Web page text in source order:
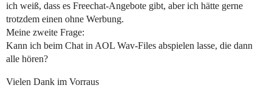
ich weiß, dass es Freechat-Angebote gibt, aber ich hätte gerne
trotzdem einen ohne Werbung.
Meine zweite Frage:
Kann ich beim Chat in AOL Wav-Files abspielen lasse, die dann
alle hören?
Vielen Dank im Vorraus